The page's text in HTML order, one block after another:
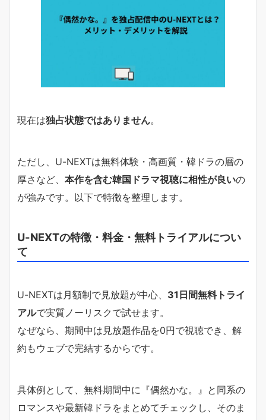
現在は独占状態ではありません。
ただし、U-NEXTは無料体験・高画質・韓ドラの層の
厚さなど、 本作を含む韓国ドラマ視聴に相性が良いの
が強みです。以下で特徴を整理します。
U-NEXTの特徴・料金・無料トライアルについ
て
U-NEXTは月額制で見放題が中心、 31日間無料トライ
アルで実質ノーリスクで試せます。
なぜなら、期間中は見放題作品を0円で視聴でき、解
約もウェブで完結するからです。
具体例として、無料期間中に『偶然かな。』と同系の
ロマンスや最新韓ドラをまとめてチェックし、そのま